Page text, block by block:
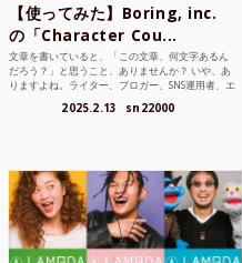
【使ってみた】Boring, inc.
の「Character Cou...
文章を書いていると、「この文章、何文字あるん
だろう？」と思うこと、ありませんか？ いや、あ
りますよね。ライター、ブロガー、SNS運用者、エ
2025.2.13 sn22000